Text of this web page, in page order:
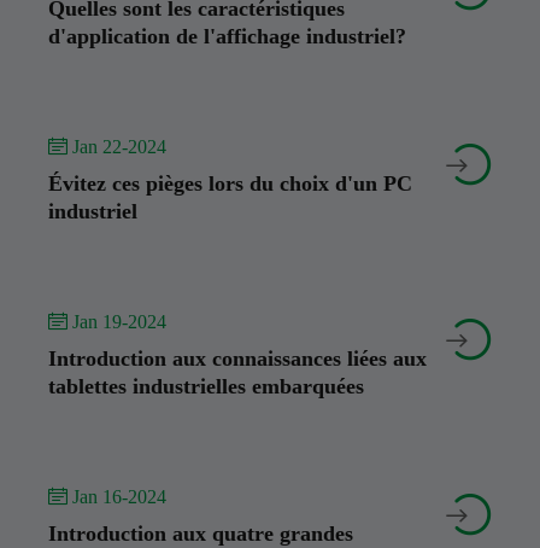
Quelles sont les caractéristiques
d'application de l'affichage industriel?
 Jan 22-2024
Évitez ces pièges lors du choix d'un PC
industriel


 Jan 19-2024
Introduction aux connaissances liées aux
tablettes industrielles embarquées


 Jan 16-2024
Introduction aux quatre grandes

